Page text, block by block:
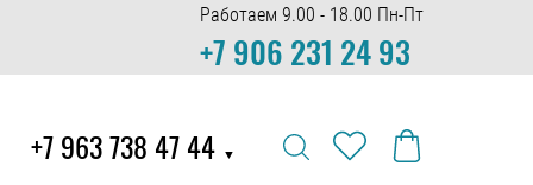
Работаем 9.00 - 18.00 Пн-Пт
+7 906 231 24 93
+7 963 738 47 44 ▼